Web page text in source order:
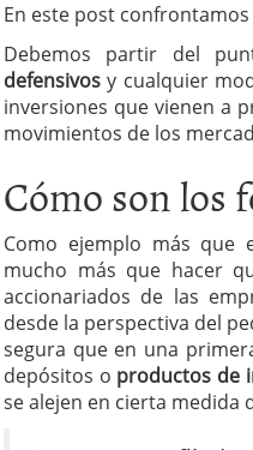
En este post confrontamos
Debemos partir del
defensivos y cualquier
inversiones que vienen a
movimientos de los
Cómo son los
Como ejemplo más que
mucho más que hacer
accionariados de las
desde la perspectiva del
segura que en una
depósitos o productos de
se alejen en cierta medida